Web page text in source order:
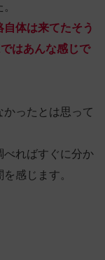
体は来てたそう
はあんな感じで
かったとは思って
べればすぐに分か
感じます。